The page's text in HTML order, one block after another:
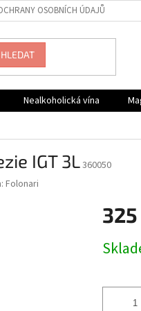
OSOBNÍCH ÚDAJŮ
HLEDAT
Nealkoholická vína
IGT 3L360050
Folonari
325
cena: